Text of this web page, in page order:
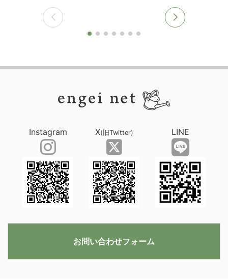
Instagram X(旧Twitter) LINE
お問い合わせフォーム